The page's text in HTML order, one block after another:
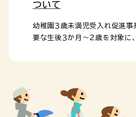
ついて
幼稚園３歳未満児受入れ促進
要な生後３か月～２歳を対象に
をお預かりします。（年度途中